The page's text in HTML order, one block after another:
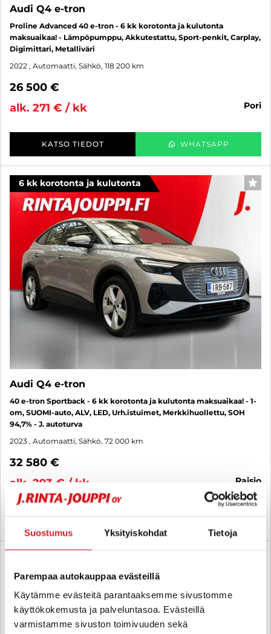
Suostumus Yksityiskohdat Tietoja
Parempaa autokauppaa evästeillä
Käytämme evästeitä parantaaksemme sivustomme
käyttökokemusta ja palveluntasoa. Evästeillä
varmistamme sivuston toimivuuden sekä
Audi Q4 e-tron
Proline Advanced 40 e-tron - 6 kk korotonta ja kulutonta
maksuaikaa! - Lämpöpumppu, Akkutestattu, Sport-penkit, Carplay,
Digimittari, Metalliväri
2022 , Automaatti, Sähkö, 118 200 km
26 500 €
alk. 271 € / kk
pori
KATSO TIEDOT WHATSAPP
6 kk korotonta ja kulutonta
Audi Q4 e-tron
40 e-tron Sportback - 6 kk korotonta ja kulutonta maksuaikaa! - 1-
om, SUOMI-auto, ALV, LED, Urh.istuimet, Merkkihuollettu, SOH
94,7% - J. autoturva
2023 , Automaatti, Sähkö, 72 000 km
32 580 €
alk. 293 € / kk
raisio